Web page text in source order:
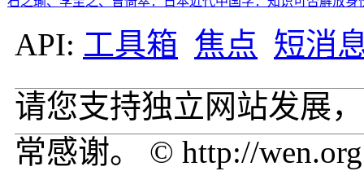
API: 工具箱 焦点 短消
请您支持独立网站发展
常感谢。 © http://